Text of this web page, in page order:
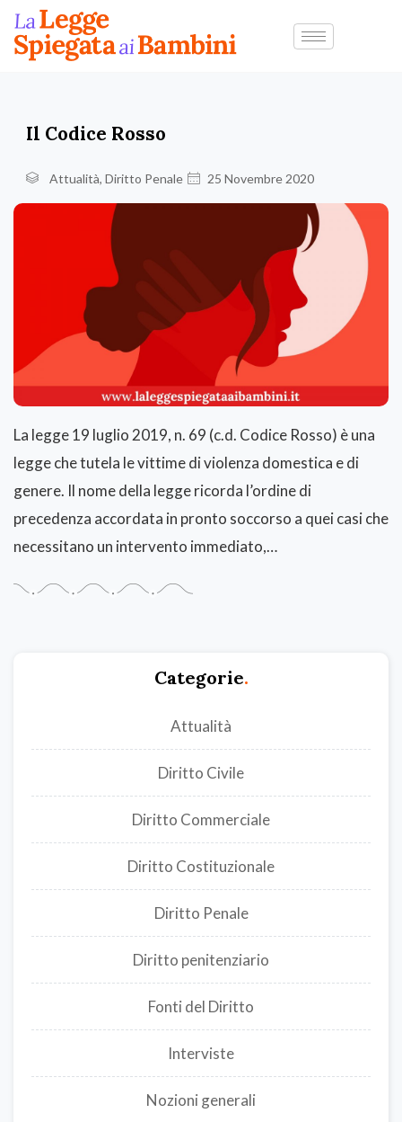
Il Codice Rosso
Attualità, Diritto Penale 25 Novembre 2020
La legge 19 luglio 2019, n. 69 (c.d. Codice Rosso) è una
legge che tutela le vittime di violenza domestica e di
genere. Il nome della legge ricorda l’ordine di
precedenza accordata in pronto soccorso a quei casi che
necessitano un intervento immediato,…
Categorie.
Attualità
Diritto Civile
Diritto Commerciale
Diritto Costituzionale
Diritto Penale
Diritto penitenziario
Fonti del Diritto
Interviste
Nozioni generali